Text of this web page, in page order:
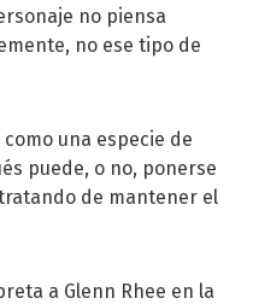
no piensa
no ese tipo de
una especie de
puede, o no, ponerse
de mantener el
a Glenn Rhee en la